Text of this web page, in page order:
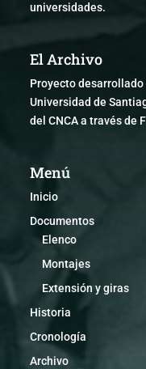
universidades.
El Archivo
Proyecto
Universidad de
del CNCA a través de
Menú
Inicio
Documentos
Elenco
Montajes
Extensión y giras
Historia
Cronología
Archivo